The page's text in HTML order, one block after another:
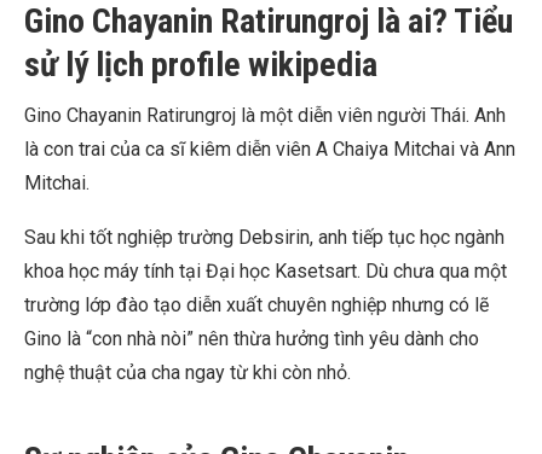
Gino Chayanin Ratirungroj là ai? Tiểu
sử lý lịch profile wikipedia
Gino Chayanin Ratirungroj là một diễn viên người Thái. Anh
là con trai của ca sĩ kiêm diễn viên A Chaiya Mitchai và Ann
Mitchai.
Sau khi tốt nghiệp trường Debsirin, anh tiếp tục học ngành
khoa học máy tính tại Đại học Kasetsart. Dù chưa qua một
trường lớp đào tạo diễn xuất chuyên nghiệp nhưng có lẽ
Gino là “con nhà nòi” nên thừa hưởng tình yêu dành cho
nghệ thuật của cha ngay từ khi còn nhỏ.